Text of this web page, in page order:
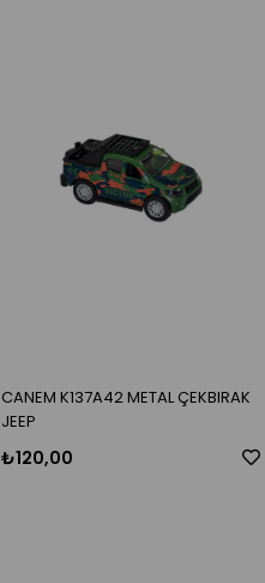
CANEM K137A42 METAL ÇEKBIRAK
JEEP
₺120,00